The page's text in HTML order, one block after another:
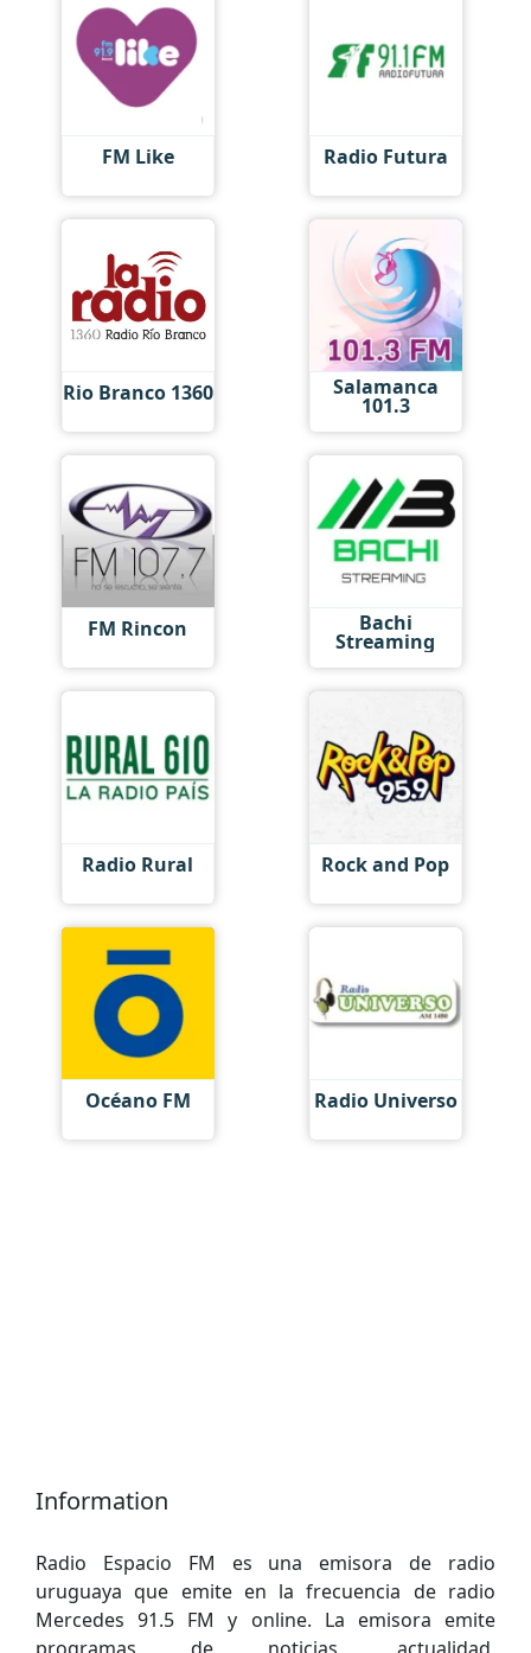
FM Like Radio Futura
Rio Branco 1360 Salamanca
101.3
FM Rincon Bachi
Streaming
Radio Rural Rock and Pop
Océano FM Radio Universo
Information
Radio Espacio FM es una emisora de radio
uruguaya que emite en la frecuencia de radio
Mercedes 91.5 FM y online. La emisora emite
programas de noticias, actualidad,